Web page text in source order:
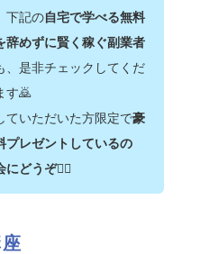
下記の自宅で学べる無料
辞めずに賢く稼ぐ副業者
、是非チェックしてくだ
す🙇‍
ていただいた方限定で豪
プレゼントしているの
どうぞ💁‍♂️